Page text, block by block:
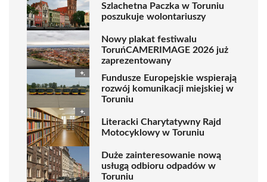
Szlachetna Paczka w Toruniu
poszukuje wolontariuszy
Nowy plakat festiwalu
ToruńCAMERIMAGE 2026 już
zaprezentowany
Fundusze Europejskie wspierają
rozwój komunikacji miejskiej w
Toruniu
Literacki Charytatywny Rajd
Motocyklowy w Toruniu
Duże zainteresowanie nową
usługą odbioru odpadów w
Toruniu